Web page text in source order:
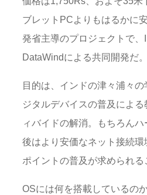
ブレットPCよりもはるかに
発省主導のプロジェクトで
DataWindによる共同開発だ。
目的は、インドの津々浦々
ジタルデバイスの普及によ
ィバイドの解消。もちろん
後はより安価なネット接続環
ポイントの普及が求められる
OSには何を搭載しているの